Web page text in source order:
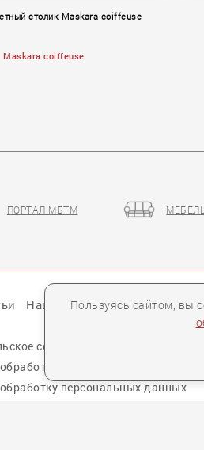
столик Maskara coiffeuse
Maskara coiffeuse
Пользуясь сайтом, вы
ПОРТАЛ МБТМ
Наши презентации Бренды
соглашение
персональных данных
персональных данных